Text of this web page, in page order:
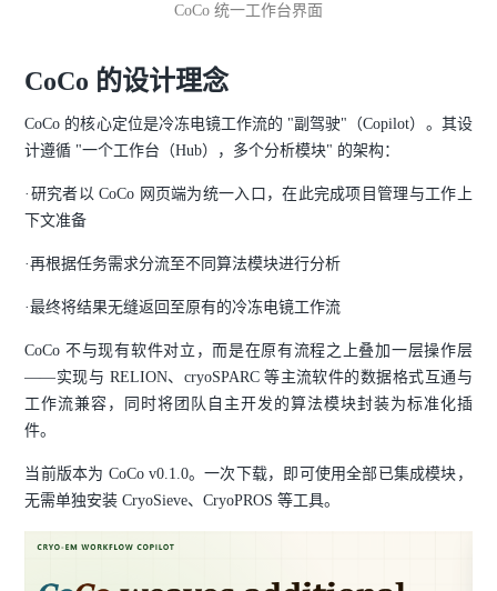
CoCo 统一工作台界面
CoCo 的设计理念
CoCo 的核心定位是冷冻电镜工作流的 "副驾驶"（Copilot）。其设
计遵循 "一个工作台（Hub），多个分析模块" 的架构：
·研究者以 CoCo 网页端为统一入口，在此完成项目管理与工作上
下文准备
·再根据任务需求分流至不同算法模块进行分析
·最终将结果无缝返回至原有的冷冻电镜工作流
CoCo 不与现有软件对立，而是在原有流程之上叠加一层操作层
——实现与 RELION、cryoSPARC 等主流软件的数据格式互通与
工作流兼容，同时将团队自主开发的算法模块封装为标准化插
件。
当前版本为 CoCo v0.1.0。一次下载，即可使用全部已集成模块，
无需单独安装 CryoSieve、CryoPROS 等工具。